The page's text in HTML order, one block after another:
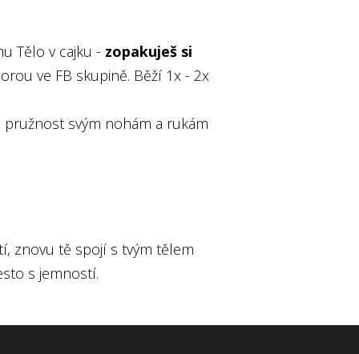
Tělo v cajku - zopakuješ si
ve FB skupině. Běží 1x - 2x
svým nohám a rukám
znovu tě spojí s tvým tělem
s jemností.